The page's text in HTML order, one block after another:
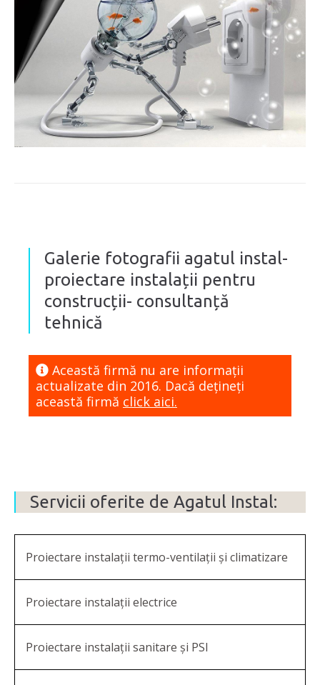
Galerie fotografii agatul instal-
proiectare instalații pentru
construcții- consultanță
tehnică
Această firmă nu are informaţii
actualizate din 2016. Dacă dețineți
această firmă click aici.
Servicii oferite de Agatul Instal:
Proiectare instalații termo-ventilații și climatizare
Proiectare instalații electrice
Proiectare instalații sanitare și PSI